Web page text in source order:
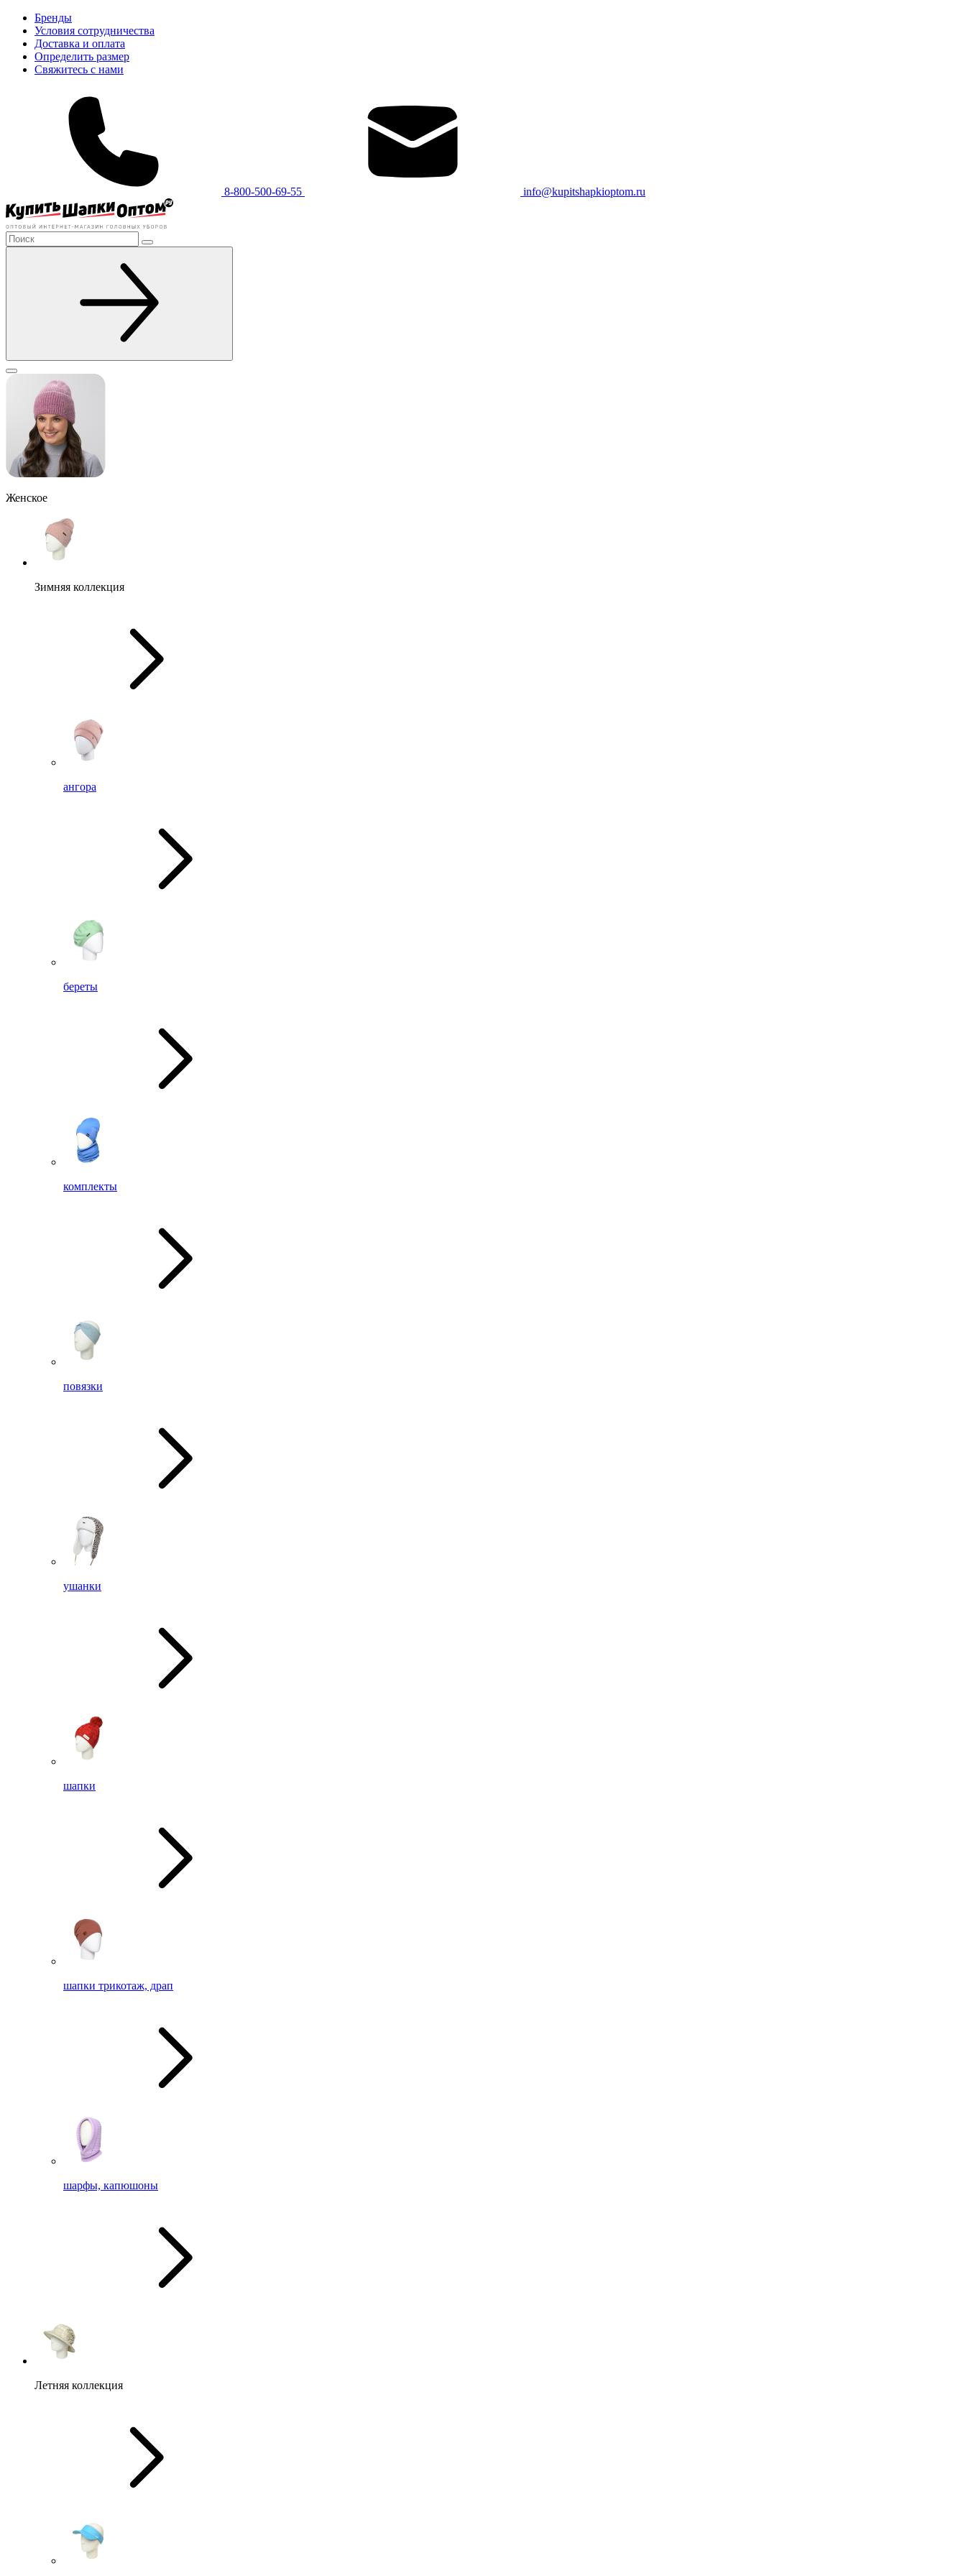
Бренды
Условия сотрудничества
Доставка и оплата
Определить размер
Свяжитесь с нами
8-800-500-69-55 info@kupitshapkioptom.ru
Женское
Зимняя коллекция
ангора
береты
комплекты
повязки
ушанки
шапки
шапки трикотаж, драп
шарфы, капюшоны
Летняя коллекция